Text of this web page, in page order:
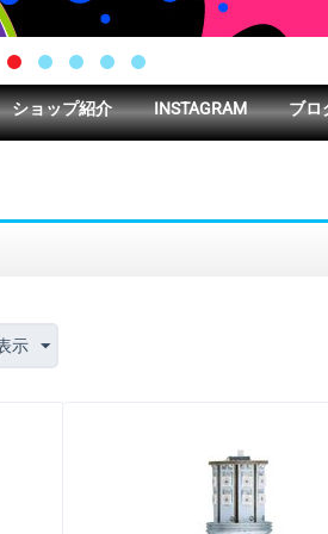
ショップ紹介 INSTAGRAM ブロ
示